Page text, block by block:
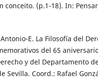
conceito. (p.1-18). In:
Antonio-E. La Filosofía del
del 65
y del Departamento
Sevilla. Coord.: Rafael